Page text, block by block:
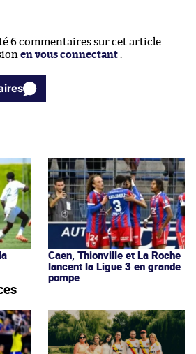
6 commentaires sur cet article.
en vous connectant
Caen, Thionville et La Roche
lancent la Ligue 3 en grande
pompe